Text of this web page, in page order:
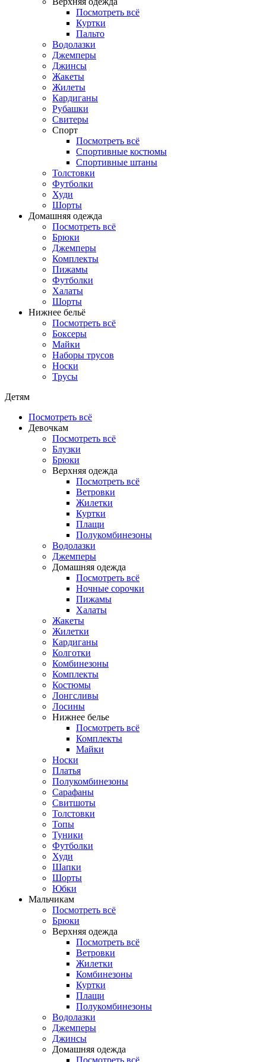
Посмотреть всё
Куртки
Пальто
Водолазки
Джемперы
Джинсы
Жакеты
Жилеты
Кардиганы
Рубашки
Свитеры
Спорт
Посмотреть всё
Спортивные костюмы
Спортивные штаны
Толстовки
Футболки
Худи
Шорты
Домашняя одежда
Посмотреть всё
Брюки
Джемперы
Комплекты
Пижамы
Футболки
Халаты
Шорты
Нижнее бельё
Посмотреть всё
Боксеры
Майки
Наборы трусов
Носки
Трусы
Детям
Посмотреть всё
Девочкам
Посмотреть всё
Блузки
Брюки
Верхняя одежда
Посмотреть всё
Ветровки
Жилетки
Куртки
Плащи
Полукомбинезоны
Водолазки
Джемперы
Домашняя одежда
Посмотреть всё
Ночные сорочки
Пижамы
Халаты
Жакеты
Жилетки
Кардиганы
Колготки
Комбинезоны
Комплекты
Костюмы
Лонгсливы
Лосины
Нижнее белье
Посмотреть всё
Комплекты
Майки
Носки
Платья
Полукомбинезоны
Сарафаны
Свитшоты
Толстовки
Топы
Туники
Футболки
Худи
Шапки
Шорты
Юбки
Мальчикам
Посмотреть всё
Брюки
Верхняя одежда
Посмотреть всё
Ветровки
Жилетки
Комбинезоны
Куртки
Плащи
Полукомбинезоны
Водолазки
Джемперы
Джинсы
Домашняя одежда
Посмотреть всё